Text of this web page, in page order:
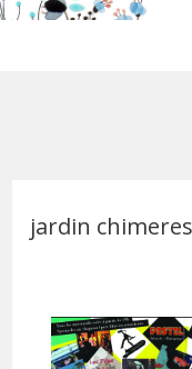
jardin